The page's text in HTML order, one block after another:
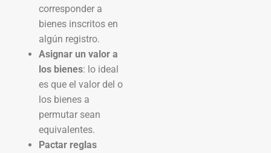
corresponder a
bienes inscritos en
algún registro.
Asignar un valor a
los bienes: lo ideal
es que el valor del o
los bienes a
permutar sean
equivalentes.
Pactar reglas